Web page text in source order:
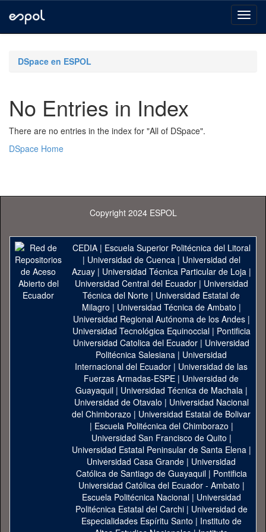
navigationDSpace en ESPOL
No Entries in Index
There are no entries in the index for "All of DSpace".
DSpace Home
Copyright 2024 ESPOL
CEDIA| Escuela Superior Politécnica del Litoral
| Universidad de Cuenca| Universidad del
Azuay| Universidad Técnica Particular de Loja|
Universidad Central del Ecuador| Universidad
Técnica del Norte | Universidad Estatal de
Milagro | Universidad Técnica de Ambato |
Universidad Regional Autónoma de los Andes|
Universidad Tecnológica Equinoccial| Pontificia
Universidad Catolica del Ecuador | Universidad
Politécnica Salesiana | Universidad
Internacional del Ecuador | Universidad de las
Fuerzas Armadas-ESPE | Universidad de
Guayaquil| Universidad Técnica de Machala|
Universidad de Otavalo | Universidad Nacional
del Chimborazo | Universidad Estatal de Bolivar
| Escuela Politécnica del Chimborazo |
Universidad San Francisco de Quito |
Universidad Estatal Peninsular de Santa Elena|
Universidad Casa Grande | Universidad
Católica de Santiago de Guayaquil| Pontificia
Universidad Católica del Ecuador - Ambato |
Escuela Politécnica Nacional| Universidad
Politécnica Estatal del Carchi| Universidad de
Especialidades Espíritu Santo | Instituto de